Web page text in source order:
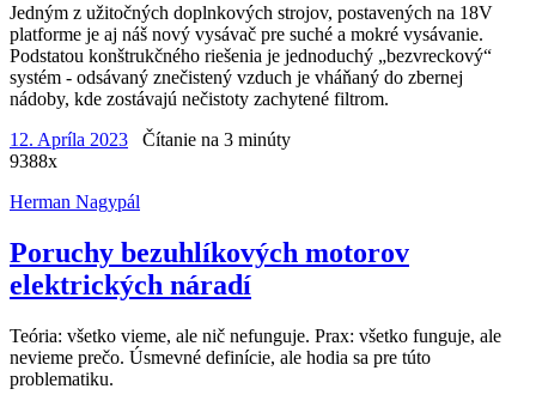
Jedným z užitočných doplnkových strojov, postavených na 18V
platforme je aj náš nový vysávač pre suché a mokré vysávanie.
Podstatou konštrukčného riešenia je jednoduchý „bezvreckový“
systém - odsávaný znečistený vzduch je vháňaný do zbernej
nádoby, kde zostávajú nečistoty zachytené filtrom.
12. Apríla 2023
Čítanie na 3 minúty
9388x
Herman Nagypál
Poruchy bezuhlíkových motorov
elektrických náradí
Teória: všetko vieme, ale nič nefunguje. Prax: všetko funguje, ale
nevieme prečo. Úsmevné definície, ale hodia sa pre túto
problematiku.